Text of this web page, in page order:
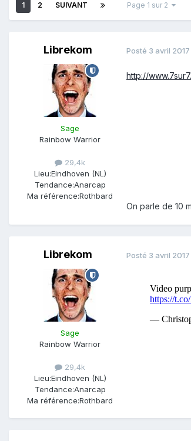
1 2 SUIVANT Page 1 sur 2
Librekom
Sage
Rainbow Warrior
29,4k
Lieu:Eindhoven (NL)
Tendance:Anarcap
Ma référence:Rothbard
Posté 3 avril 2017
http://
On parle de 10
Librekom
Sage
Rainbow Warrior
29,4k
Lieu:Eindhoven (NL)
Tendance:Anarcap
Ma référence:Rothbard
Posté 3 avril 2017